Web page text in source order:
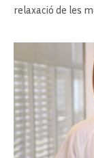
relaxació de les